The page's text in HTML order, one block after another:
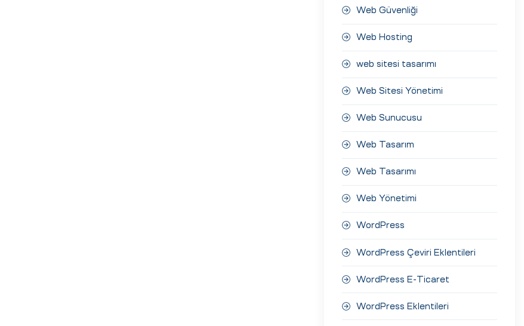
Web Güvenliği
Web Hosting
web sitesi tasarımı
Web Sitesi Yönetimi
Web Sunucusu
Web Tasarım
Web Tasarımı
Web Yönetimi
WordPress
WordPress Çeviri Eklentileri
WordPress E-Ticaret
WordPress Eklentileri